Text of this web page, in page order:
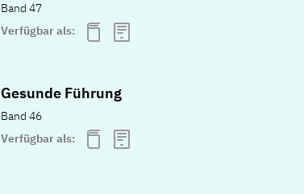
Band 47
Verfügbar als:
Gesunde Führung
Band 46
Verfügbar als: